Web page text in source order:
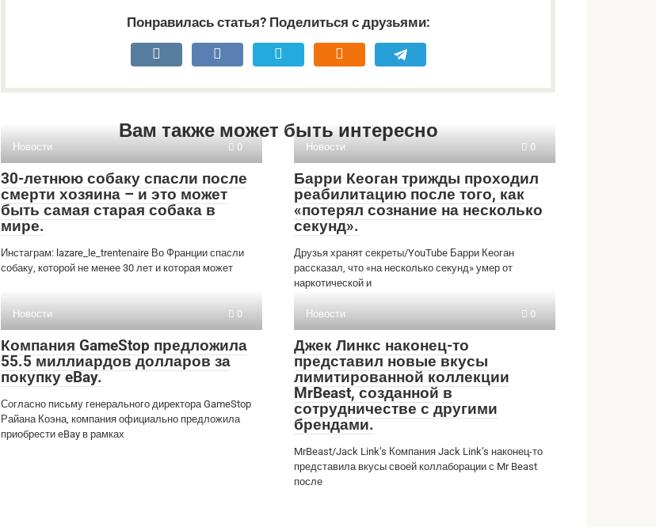
Понравилась статья? Поделиться с друзьями:
Вам также может быть интересно
Новости 0
30-летнюю собаку спасли после
смерти хозяина – и это может
быть самая старая собака в
мире.
Инстаграм: lazare_le_trentenaire Во Франции спасли
собаку, которой не менее 30 лет и которая может
Новости 0
Барри Кеоган трижды проходил
реабилитацию после того, как
«потерял сознание на несколько
секунд».
Друзья хранят секреты/YouTube Барри Кеоган
рассказал, что «на несколько секунд» умер от
наркотической и
Новости 0
Компания GameStop предложила
55.5 миллиардов долларов за
покупку eBay.
Согласно письму генерального директора GameStop
Райана Коэна, компания официально предложила
приобрести eBay в рамках
Новости 0
Джек Линкс наконец-то
представил новые вкусы
лимитированной коллекции
MrBeast, созданной в
сотрудничестве с другими
брендами.
MrBeast/Jack Link’s Компания Jack Link’s наконец-то
представила вкусы своей коллаборации с Mr Beast
после